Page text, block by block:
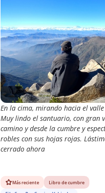
En la cima, mirando hacia el valle
Muy lindo el santuario, con gran
camino y desde la cumbre y
robles con sus hojas rojas.
cerrado ahora
Más reciente
Libro de cumbre